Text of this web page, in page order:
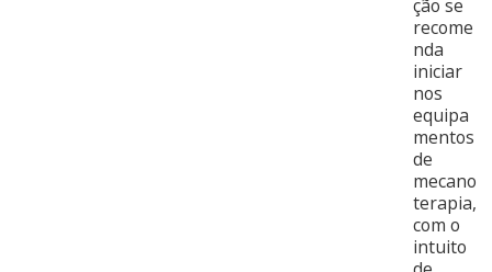
ção se
recome
nda
iniciar
nos
equipa
mentos
de
mecano
terapia,
com o
intuito